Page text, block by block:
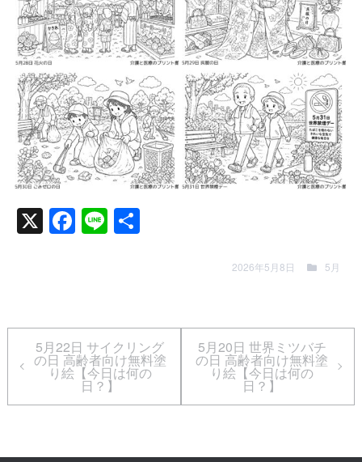
2026-05-12 2026-05-14
2026-05-16 2026-05-16
X Facebook
Line共
2026年5月8日 5月
5月22日 サイクリング
の日 高齢者向け無料塗
り絵【今日は何の
日？】
5月20日 世界ミツバチ
の日 高齢者向け無料塗
り絵【今日は何の
日？】